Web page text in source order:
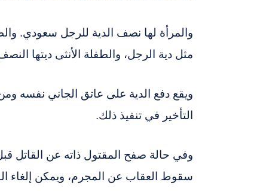
والمرأة لها نصف الدية للرجل سعودي.
مثل دية الرجل، والطفلة الأنثى ديتها
ويقع دفع الدية على عاتق الجاني نفسه
التأخير في تنفيذ ذلك.
وفي حالة صفح المقتول ذاته عن القاتل
سقوط العقاب عن المجرم، ويمكن إلغاء